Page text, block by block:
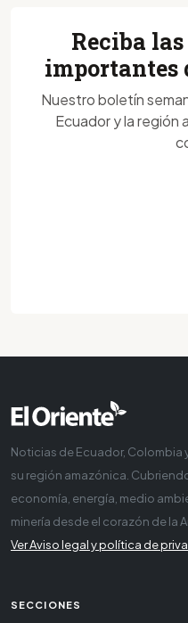
Reciba
importantes
Nuestro boletín
Ecuador y la región
Noticias de Ecuador, Colombia
su región amazónica.
economía, energía, medio
minería desde el corazón de la
Ver Aviso legal y política de
SECCIONES